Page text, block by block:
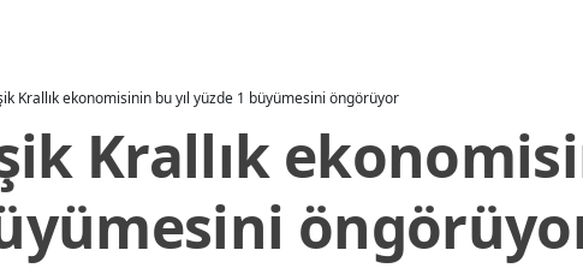
Krallık ekonomisinin bu yıl yüzde 1 büyümesini öngörüyor
Krallık